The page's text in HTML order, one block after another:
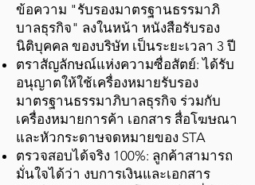
ข้อความ "รับรองมาตรฐานธรรมาภิ
บาลธุรกิจ" ลงในหน้า หนังสือรับรอง
นิติบุคคล ของบริษัท เป็นระยะเวลา 3 ปี
ตราสัญลักษณ์แห่งความซื่อสัตย์: ได้รับ
อนุญาตให้ใช้เครื่องหมายรับรอง
มาตรฐานธรรมาภิบาลธุรกิจ ร่วมกับ
เครื่องหมายการค้า เอกสาร สื่อโฆษณา
และหัวกระดาษจดหมายของ STA
ตรวจสอบได้จริง 100%: ลูกค้าสามารถ
มั่นใจได้ว่า งบการเงินและเอกสาร